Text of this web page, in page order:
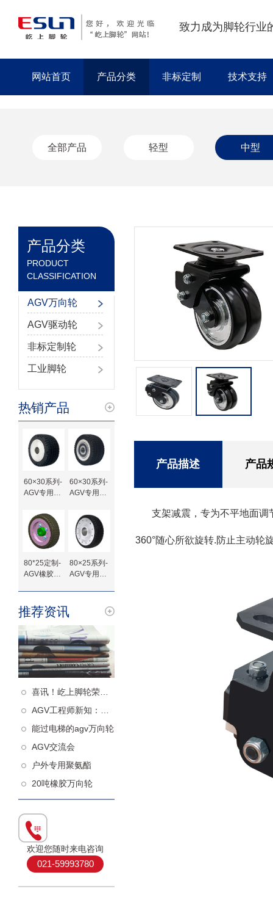
致力成为脚轮行业
网站首页 产品分类 非标定制 技术支持
全部产品 轻型 中型
产品分类
PRODUCT
CLASSIFICATION
AGV万向轮
AGV驱动轮
非标定制轮
工业脚轮
热销产品
60×30系列-
AGV专用橡
槽待加工
60×30系列-
AGV专用橡
80*25定制-
AGV橡胶驱
80×25系列-
AGV专用橡
推荐资讯
喜讯！屹上脚轮荣获高新技术企业认定！
AGV工程师新知：什么样的从动轮更减震
能过电梯的agv万向轮
AGV交流会
户外专用聚氨酯
20吨橡胶万向轮
欢迎您随时来电咨询
021-59993780
产品描述 产品
支架减震，专为不平地面
360°随心所欲旋转.防止主动轮